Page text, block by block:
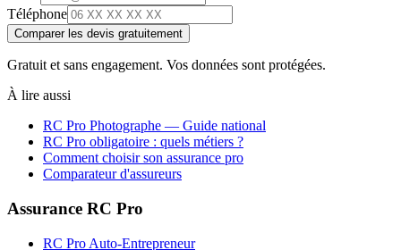
Téléphone
Comparer les devis gratuitement
Gratuit et sans engagement. Vos données sont protégées.
À lire aussi
RC Pro Photographe — Guide national
RC Pro obligatoire : quels métiers ?
Comment choisir son assurance pro
Comparateur d'assureurs
Assurance RC Pro
RC Pro Auto-Entrepreneur